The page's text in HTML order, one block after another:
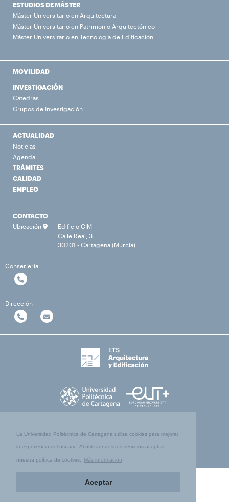
La Universidad Politécnica de Cartagena utiliza cookies para mejorar
la experiencia del usuario. Al utilizar nuestros servicios aceptas
nuestra política de cookies. Más información
Aceptar
ESTUDIOS DE MÁSTER
Máster Universitario en Arquitectura
Máster Universitario en Patrimonio Arquitectónico
Máster Universitario en Tecnología de Edificación
MOVILIDAD
INVESTIGACIÓN
Cátedras
Grupos de Investigación
ACTUALIDAD
Noticias
Agenda
TRÁMITES
CALIDAD
EMPLEO
CONTACTO
Ubicación
Edificio CIM
Calle Real, 3
30201 - Cartagena (Murcia)
Conserjería
Dirección